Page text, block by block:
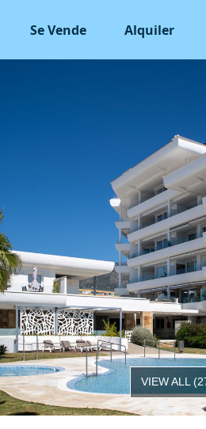
Se Vende Alquiler
VIEW ALL(